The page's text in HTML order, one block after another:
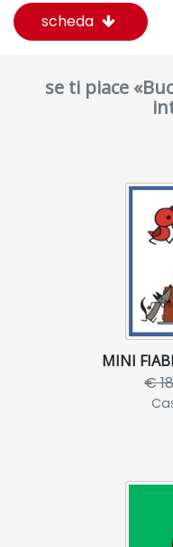
scheda
se ti piace
MINI
€